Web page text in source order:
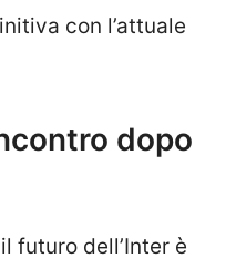
con l’attuale
dopo
futuro dell’Inter è